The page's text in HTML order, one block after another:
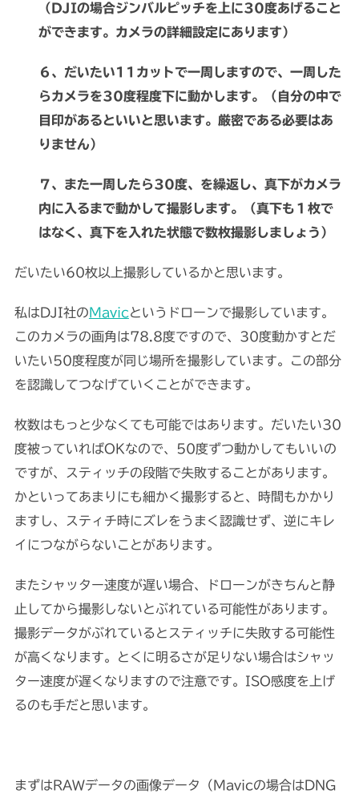
（DJIの場合ジンバルピッチを上に30度あげること
ができます。カメラの詳細設定にあります）
６、だいたい11カットで一周しますので、一周した
らカメラを30度程度下に動かします。（自分の中で
目印があるといいと思います。厳密である必要はあ
りません）
７、また一周したら30度、を繰返し、真下がカメラ
内に入るまで動かして撮影します。（真下も１枚で
はなく、真下を入れた状態で数枚撮影しましょう）
だいたい60枚以上撮影しているかと思います。
私はDJI社のMavicというドローンで撮影しています。
このカメラの画角は78.8度ですので、30度動かすとだ
いたい50度程度が同じ場所を撮影しています。この部分
を認識してつなげていくことができます。
枚数はもっと少なくても可能ではあります。だいたい30
度被っていればOKなので、50度ずつ動かしてもいいの
ですが、スティッチの段階で失敗することがあります。
かといってあまりにも細かく撮影すると、時間もかかり
ますし、スティチ時にズレをうまく認識せず、逆にキレ
イにつながらないことがあります。
またシャッター速度が遅い場合、ドローンがきちんと静
止してから撮影しないとぶれている可能性があります。
撮影データがぶれているとスティッチに失敗する可能性
が高くなります。とくに明るさが足りない場合はシャッ
ター速度が遅くなりますので注意です。ISO感度を上げ
るのも手だと思います。
まずはRAWデータの画像データ（Mavicの場合はDNG